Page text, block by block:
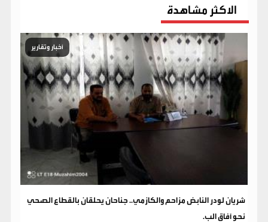
الاكثر مشاهدة
أخبار وتقارير
شريان لودر النابض مزاحم والكازمي.. جناحان يحلقان بالقطاع الصحي
نحو آفاق الب.